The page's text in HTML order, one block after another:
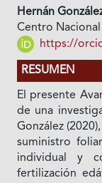
Hernán
Centro
https://
RESUMEN
El presente
de una
González
suministro
individual y
fertilización